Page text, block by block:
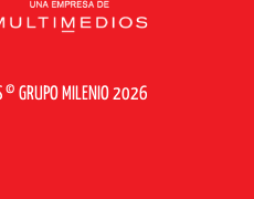
© GRUPO MILENIO 2026